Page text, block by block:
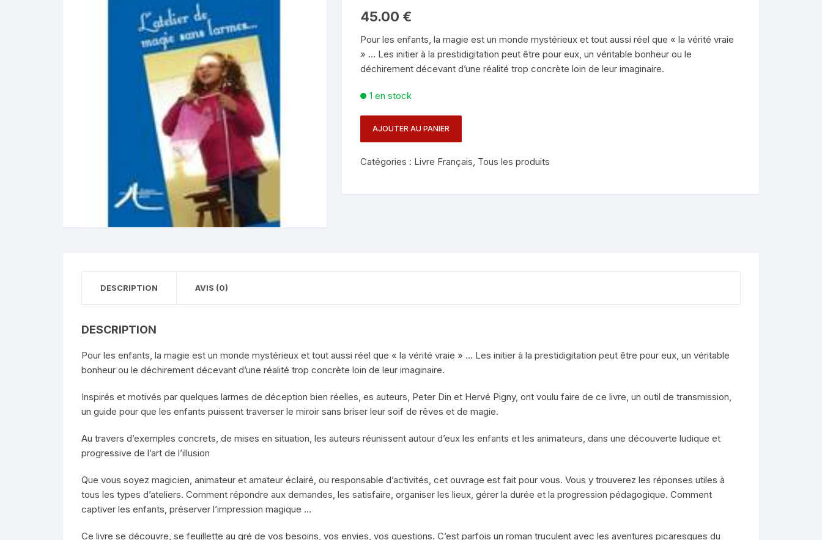
Chop Cup – GobeletsTours de corde
Foulards et Blendo
Neige – Rubans – Steamers
Roughing – Produits
45.00 €
Pour les enfants, la magie est un monde mystérieux et tout aussi réel que « la vérité vraie
» … Les initier à la prestidigitation peut être pour eux, un véritable bonheur ou le
déchirement décevant d’une réalité trop concrète loin de leur imaginaire.
1 en stock
LIVRE
AJOUTER AU PANIER
Catégories : Livre Français, Tous les produits
DESCRIPTION AVIS (0)
DESCRIPTION
Pour les enfants, la magie est un monde mystérieux et tout aussi réel que « la vérité vraie » … Les initier à la prestidigitation peut être pour eux, un véritable
bonheur ou le déchirement décevant d’une réalité trop concrète loin de leur imaginaire.
Inspirés et motivés par quelques larmes de déception bien réelles, es auteurs, Peter Din et Hervé Pigny, ont voulu faire de ce livre, un outil de transmission,
un guide pour que les enfants puissent traverser le miroir sans briser leur soif de rêves et de magie.
Au travers d’exemples concrets, de mises en situation, les auteurs réunissent autour d’eux les enfants et les animateurs, dans une découverte ludique et
progressive de l’art de l’illusion
Que vous soyez magicien, animateur et amateur éclairé, ou responsable d’activités, cet ouvrage est fait pour vous. Vous y trouverez les réponses utiles à
tous les types d’ateliers. Comment répondre aux demandes, les satisfaire, organiser les lieux, gérer la durée et la progression pédagogique. Comment
captiver les enfants, préserver l’impression magique …
Ce livre se découvre, se feuillette au gré de vos besoins, vos envies, vos questions. C’est parfois un roman truculent avec les aventures picaresques du